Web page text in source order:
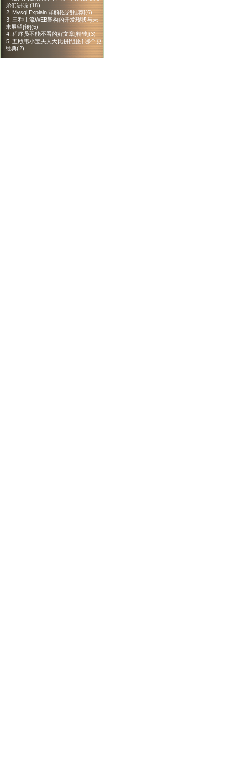
弟们讲啦!(18)
2. Mysql Explain 详解[强烈推荐](6)
3. 三种主流WEB架构的开发现状与未
来展望[转](5)
4. 程序员不能不看的好文章[精转](3)
5. 五版韦小宝夫人大比拼[组图],哪个更
经典(2)